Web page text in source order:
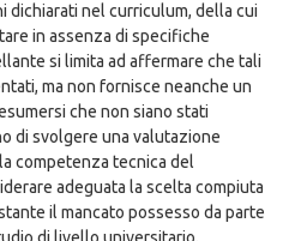
dichiarati nel curriculum, della cui
in assenza di specifiche
si limita ad affermare che tali
ma non fornisce neanche un
che non siano stati
di svolgere una valutazione
competenza tecnica del
adeguata la scelta compiuta
il mancato possesso da parte